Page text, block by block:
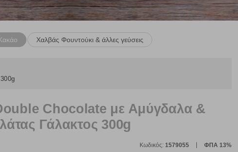
Χαλβάς Φουντούκι & άλλες γεύσεις
Chocolate με Αμύγδαλα &
Γάλακτος 300g
Κωδικός: 1579055 ΦΠΑ 13%